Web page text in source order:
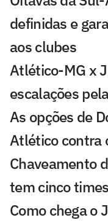
definidas e
aos clubes
Atlético-MG x
escalações
As opções de
Atlético contra
Chaveamento
tem cinco
Como chega o